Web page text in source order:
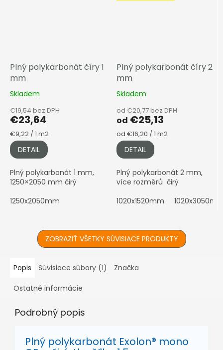
Plný polykarbonát číry 1
mm
Skladem
€19,54 bez DPH
€23,64
Jednotková
cena:
€9,22 / 1 m2
DETAIL
Plný polykarbonát 1 mm,
1250×2050 mm čirý
1250x2050mm
Plný polykarbonát číry 2
mm
Skladem
od €20,77 bez DPH
od €25,13
Jednotková
cena:
od €16,20 / 1 m2
DETAIL
Plný polykarbonát 2 mm,
více rozměrů čirý
1020x1520mm
ZOBRAZIŤ VŠETKY SÚVISIACE PRODUKTY
Popis Súvisiace súbory (1) Značka
Ostatné informácie
Podrobný popis
Plný polykarbonát Exolon® mono